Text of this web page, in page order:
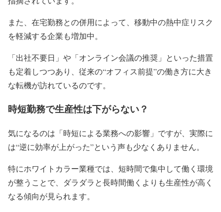
また、在宅勤務との併用によって、移動中の熱中症リスク
を軽減する企業も増加中。
「出社不要日」や「オンライン会議の推奨」といった措置
も定着しつつあり、従来の“オフィス前提”の働き方に大き
な転機が訪れているのです。
時短勤務で生産性は下がらない？
気になるのは「時短による業務への影響」ですが、実際に
は“逆に効率が上がった”という声も少なくありません。
特にホワイトカラー業種では、短時間で集中して働く環境
が整うことで、ダラダラと長時間働くよりも生産性が高く
なる傾向が見られます。